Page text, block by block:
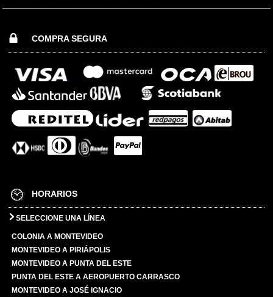
COMPRA SEGURA
HORARIOS
SELECCIONE UNA LÍNEA
COLONIA A MONTEVIDEO
MONTEVIDEO A PIRIÁPOLIS
MONTEVIDEO A PUNTA DEL ESTE
PUNTA DEL ESTE A AEROPUERTO CARRASCO
MONTEVIDEO A JOSÉ IGNACIO